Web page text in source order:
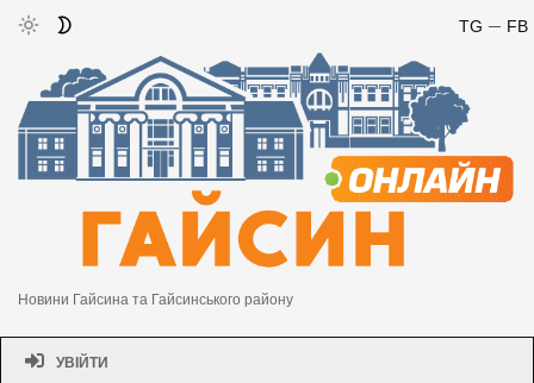
FB
TG
Новини Гайсина та Гайсинського району
УВІЙТИ